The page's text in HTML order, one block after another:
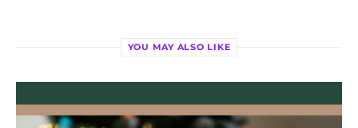
YOU MAY ALSO LIKE